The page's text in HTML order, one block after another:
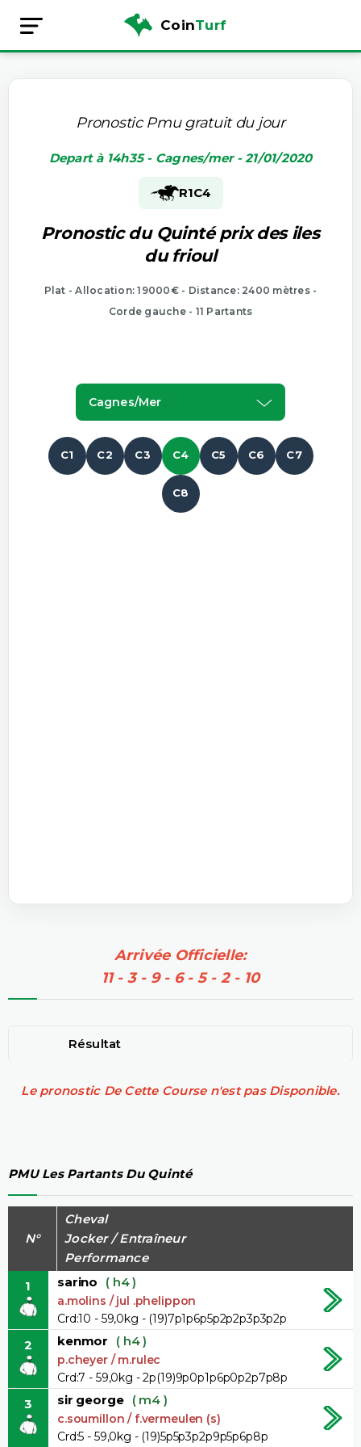
CoinTurf
Pronostic Pmu gratuit du jour
Depart à 14h35 - Cagnes/mer - 21/01/2020
R1C4
Pronostic du Quinté prix des iles
du frioul
Plat - Allocation: 19000€ - Distance: 2400 mètres -
Corde gauche - 11 Partants
Cagnes/mer
C1 C2 C3 C4 C5 C6 C7
C8
Arrivée Officielle:
11 - 3 - 9 - 6 - 5 - 2 - 10
Résultat
Le pronostic De Cette Course n'est pas Disponible.
PMU Les Partants Du Quinté
N°
Cheval
Jocker / Entraîneur
Performance
1
sarino ( h4 )
a.molins / jul .phelippon
Crd:10 - 59,0kg - (19)7p1p6p5p2p2p3p3p2p
2 kenmor ( h4 )
p.cheyer / m.rulec
Crd:7 - 59,0kg - 2p(19)9p0p1p6p0p2p7p8p
3 sir george ( m4 )
c.soumillon / f.vermeulen (s)
Crd:5 - 59,0kg - (19)5p5p3p2p9p5p6p8p